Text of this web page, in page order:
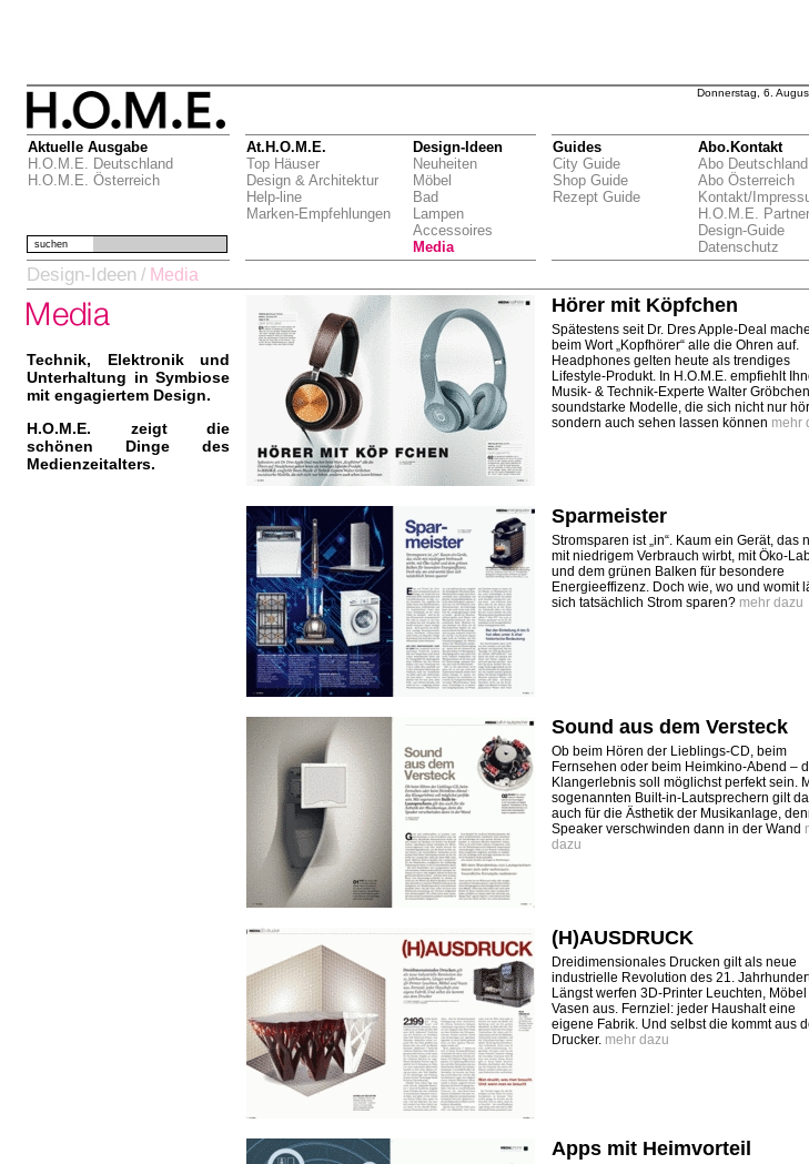
Donnerstag, 6.
Aktuelle Ausgabe
H.O.M.E. Deutschland
H.O.M.E. Österreich
At.H.O.M.E.
Top Häuser
Design & Architektur
Help-line
Marken-Empfehlungen
Design-Ideen
Neuheiten
Möbel
Bad
Lampen
Accessoires
Media
Guides
City Guide
Shop Guide
Rezept Guide
Abo.Kontakt
Abo Deutschland
Abo Österreich
Kontakt/
H.O.M.E. Partner
Design-Guide
Datenschutz
suchen
Design-Ideen / Media
Technik, Elektronik und
Unterhaltung in Symbiose
mit engagiertem Design.
H.O.M.E. zeigt die
schönen Dinge des
Medienzeitalters.
Hörer mit Köpfchen
Spätestens seit Dr. Dres Apple-Deal
beim Wort „Kopfhörer“ alle die Ohren auf.
Headphones gelten heute als trendiges
Lifestyle-Produkt. In H.O.M.E. empfiehlt
Musik- & Technik-Experte Walter Gröbchen
soundstarke Modelle, die sich nicht nur
sondern auch sehen lassen können mehr
Sparmeister
Stromsparen ist „in“. Kaum ein Gerät, das
mit niedrigem Verbrauch wirbt, mit Öko-
und dem grünen Balken für besondere
Energieeffizenz. Doch wie, wo und womit
sich tatsächlich Strom sparen? mehr dazu
Sound aus dem Versteck
Ob beim Hören der Lieblings-CD, beim
Fernsehen oder beim Heimkino-Abend –
Klangerlebnis soll möglichst perfekt sein.
sogenannten Built-in-Lautsprechern gilt
auch für die Ästhetik der Musikanlage,
Speaker verschwinden dann in der Wand
dazu
(H)AUSDRUCK
Dreidimensionales Drucken gilt als neue
industrielle Revolution des 21.
Längst werfen 3D-Printer Leuchten, Möbel
Vasen aus. Fernziel: jeder Haushalt eine
eigene Fabrik. Und selbst die kommt aus
Drucker. mehr dazu
Apps mit Heimvorteil